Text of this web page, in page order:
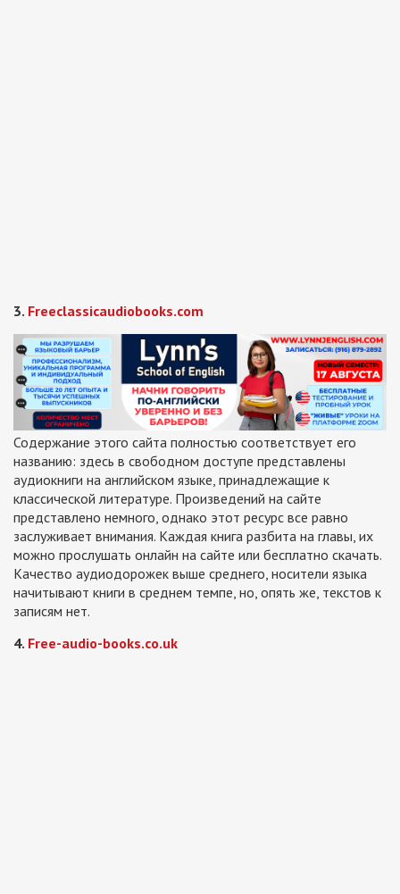
3. Freeclassicaudiobooks.com
Содержание этого сайта полностью соответствует его
названию: здесь в свободном доступе представлены
аудиокниги на английском языке, принадлежащие к
классической литературе. Произведений на сайте
представлено немного, однако этот ресурс все равно
заслуживает внимания. Каждая книга разбита на главы, их
можно прослушать онлайн на сайте или бесплатно скачать.
Качество аудиодорожек выше среднего, носители языка
начитывают книги в среднем темпе, но, опять же, текстов к
записям нет.
4. Free-audio-books.co.uk